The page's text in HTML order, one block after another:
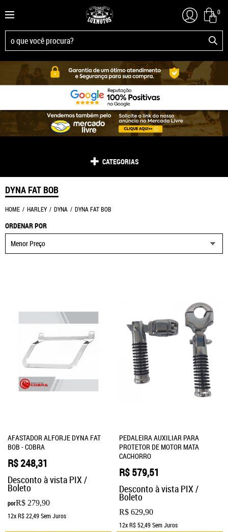
0
CATEGORIAS
DYNA FAT BOB
HOME HARLEY DYNA DYNA FAT BOB
ORDENAR POR
Menor Preço
AFASTADOR ALFORJE DYNA FAT
BOB - COBRA
porR$ 279,90
R$ 248,31
Desconto à vista PIX /
Boleto
12xR$ 22,49Sem Juros
PEDALEIRA AUXILIAR PARA
PROTETOR DE MOTOR MATA
CACHORRO
R$ 629,90
R$ 579,51
Desconto à vista PIX /
Boleto
12xR$ 52,49Sem Juros